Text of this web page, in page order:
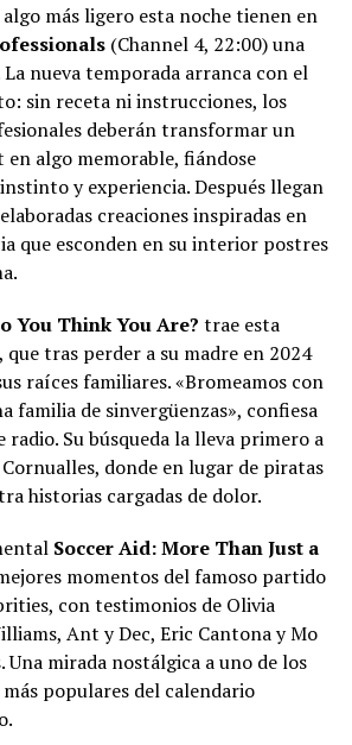
más ligero esta noche tienen en
(Channel 4, 22:00) una
nueva temporada arranca con el
sin receta ni instrucciones, los
deberán transformar un
en algo memorable, fiándose
y experiencia. Después llegan
creaciones inspiradas en
que esconden en su interior postres
You Think You Are? trae esta
que tras perder a su madre en 2024
raíces familiares. «Bromeamos con
familia de sinvergüenzas», confiesa
radio. Su búsqueda la lleva primero a
donde en lugar de piratas
historias cargadas de dolor.
Soccer Aid: More Than Just a
momentos del famoso partido
con testimonios de Olivia
Ant y Dec, Eric Cantona y Mo
Una mirada nostálgica a uno de los
populares del calendario